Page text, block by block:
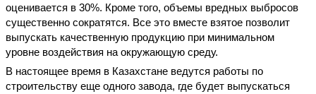
оценивается в 30%. Кроме того, объемы вредных выбросов
существенно сократятся. Все это вместе взятое позволит
выпускать качественную продукцию при минимальном
уровне воздействия на окружающую среду.
В настоящее время в Казахстане ведутся работы по
строительству еще одного завода, где будет выпускаться